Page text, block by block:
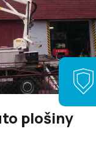
plošiny